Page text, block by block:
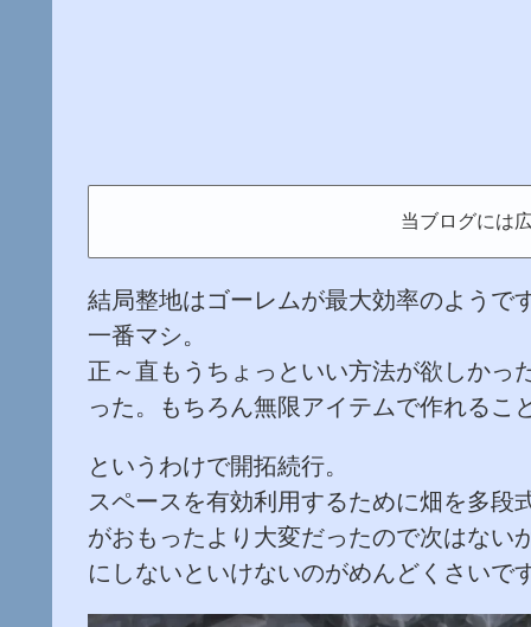
当ブログには
結局整地はゴーレムが最大効率のようで
一番マシ。
正～直もうちょっといい方法が欲しかっ
った。もちろん無限アイテムで作れるこ
というわけで開拓続行。
スペースを有効利用するために畑を多段
がおもったより大変だったので次はない
にしないといけないのがめんどくさいです